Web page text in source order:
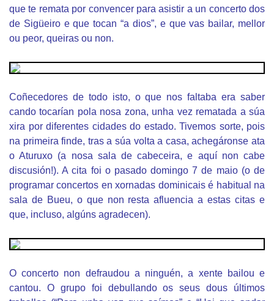
que te remata por convencer para asistir a un concerto dos
de Sigüeiro e que tocan “a dios”, e que vas bailar, mellor
ou peor, queiras ou non.
Coñecedores de todo isto, o que nos faltaba era saber
cando tocarían pola nosa zona, unha vez rematada a súa
xira por diferentes cidades do estado. Tivemos sorte, pois
na primeira finde, tras a súa volta a casa, achegáronse ata
o Aturuxo (a nosa sala de cabeceira, e aquí non cabe
discusión!). A cita foi o pasado domingo 7 de maio (o de
programar concertos en xornadas dominicais é habitual na
sala de Bueu, o que non resta afluencia a estas citas e
que, incluso, algúns agradecen).
O concerto non defraudou a ninguén, a xente bailou e
cantou. O grupo foi debullando os seus dous últimos